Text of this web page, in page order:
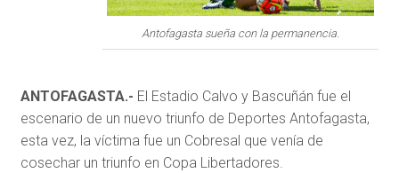
Antofagasta sueña con la permanencia.
ANTOFAGASTA.- El Estadio Calvo y Bascuñán fue el
escenario de un nuevo triunfo de Deportes Antofagasta,
esta vez, la víctima fue un Cobresal que venía de
cosechar un triunfo en Copa Libertadores.